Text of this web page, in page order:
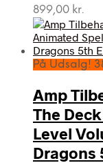
899,00 kr.
På Udsalg!
Amp
The
Level
Dragons